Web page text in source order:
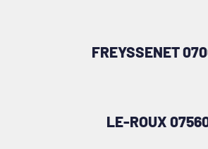
FREYSSENET
LE-ROUX